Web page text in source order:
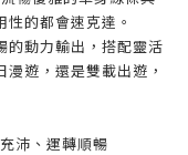
的都會速克達。
的動力輸出，搭配靈活
遊，還是雙載出遊，
沛、運轉順暢